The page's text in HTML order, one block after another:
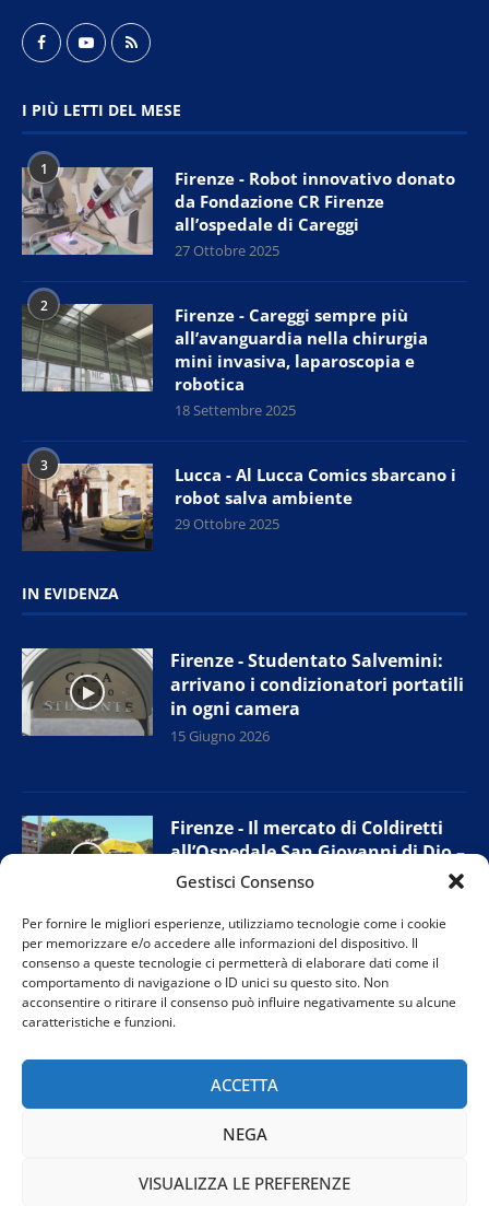
Gestisci Consenso
Per fornire le migliori esperienze, utilizziamo tecnologie come i cookie
per memorizzare e/o accedere alle informazioni del dispositivo. Il
consenso a queste tecnologie ci permetterà di elaborare dati come il
comportamento di navigazione o ID unici su questo sito. Non
acconsentire o ritirare il consenso può influire negativamente su alcune
caratteristiche e funzioni.
ACCETTA
NEGA
VISUALIZZA LE PREFERENZE
I PIÙ LETTI DEL MESE
1
Firenze - Robot innovativo donato
da Fondazione CR Firenze
all’ospedale di Careggi
27 Ottobre 2025
2
Firenze - Careggi sempre più
all’avanguardia nella chirurgia
mini invasiva, laparoscopia e
robotica
18 Settembre 2025
3
Lucca - Al Lucca Comics sbarcano i
robot salva ambiente
29 Ottobre 2025
IN EVIDENZA
Firenze - Studentato Salvemini:
arrivano i condizionatori portatili
in ogni camera
15 Giugno 2026
Firenze - Il mercato di Coldiretti
all’Ospedale San Giovanni di Dio –
Torregalli
Firenze - Cantieri tramvia: le
proposte di FdI a sostegno dei